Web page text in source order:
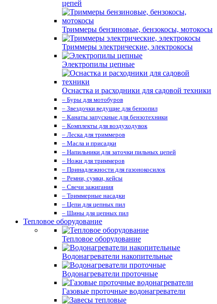
цепей
Триммеры бензиновые, бензокосы, мотокосы
Триммеры электрические, электрокосы
Электропилы цепные
Оснастка и расходники для садовой техники
– Буры для мотобуров
– Звездочки ведущие для бензопил
– Канаты запускные для бензотехники
– Комплекты для воздуходувок
– Леска для триммеров
– Масла и присадки
– Напильники для заточки пильных цепей
– Ножи для триммеров
– Принадлежности для газонокосилок
– Ремни, сумки, кейсы
– Свечи зажигания
– Триммерные насадки
– Цепи для цепных пил
– Шины для цепных пил
Тепловое оборудование
Тепловое оборудование
Водонагреватели накопительные
Водонагреватели проточные
Газовые проточные водонагреватели